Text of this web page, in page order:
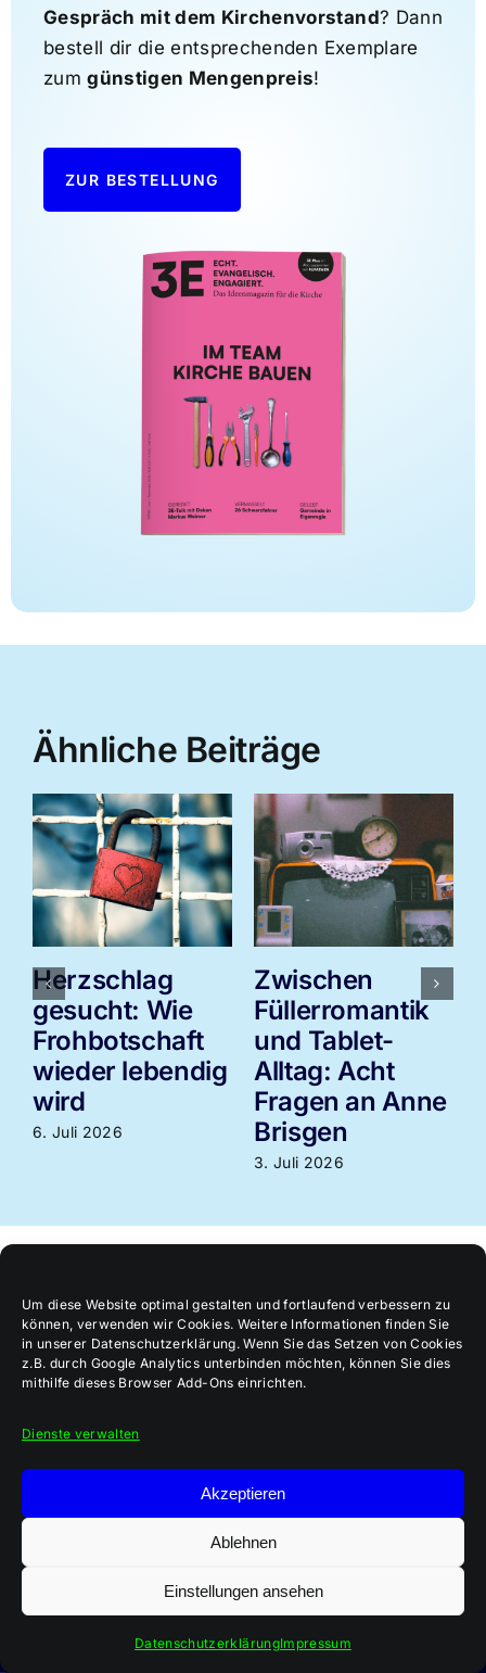
Um diese Website optimal gestalten und fortlaufend verbessern zu
können, verwenden wir Cookies. Weitere Informationen finden Sie
in unserer Datenschutzerklärung. Wenn Sie das Setzen von Cookies
z.B. durch Google Analytics unterbinden möchten, können Sie dies
mithilfe dieses Browser Add-Ons einrichten.
Dienste verwalten
Akzeptieren
Ablehnen
Einstellungen ansehen
DatenschutzerklärungImpressum
Gespräch mit dem Kirchenvorstand? Dann
bestell dir die entsprechenden Exemplare
zumgünstigen Mengenpreis!
ZUR BESTELLUNG
Ähnliche Beiträge
Herzschlag
gesucht: Wie
Frohbotschaft
wieder lebendig
wird
6. Juli 2026
Zwischen
Füllerromantik
und Tablet-
Alltag: Acht
Fragen an Anne
Brisgen
3. Juli 2026